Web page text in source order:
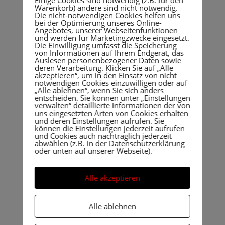
Unser Angebot enthält Links zu externen
Webseiten Dritter, auf deren Inhalte wir keinen
Einfluss haben. Deshalb können wir für diese
fremden Inhalte auch keine Gewähr
übernehmen. Für die Inhalte der verlinkten
Seiten ist stets der jeweilige Anbieter oder
Betreiber der Seiten verantwortlich. Die
verlinkten Seiten wurden zum Zeitpunkt der
Verlinkung auf mögliche Rechtsverstöße
überprüft. Rechtswidrige Inhalte waren zum
Zeitpunkt der Verlinkung nicht erkennbar.
Eine permanente inhaltliche Kontrolle der
verlinkten Seiten ist jedoch ohne konkrete
Anhaltspunkte einer Rechtsverletzung nicht
zumutbar. Bei Bekanntwerden von
Rechtsverletzungen werden wir derartige Links
umgehend entfernen.
Warenkorb) andere sind nicht notwendig.
Die nicht-notwendigen Cookies helfen uns
bei der Optimierung unseres Online-
Angebotes, unserer Webseitenfunktionen
und werden für Marketingzwecke eingesetzt.
Die Einwilligung umfasst die Speicherung
von Informationen auf Ihrem Endgerät, das
Auslesen personenbezogener Daten sowie
deren Verarbeitung. Klicken Sie auf „Alle
akzeptieren“, um in den Einsatz von nicht
notwendigen Cookies einzuwilligen oder auf
„Alle ablehnen“, wenn Sie sich anders
entscheiden. Sie können unter „Einstellungen
verwalten“ detaillierte Informationen der von
uns eingesetzten Arten von Cookies erhalten
und deren Einstellungen aufrufen. Sie
können die Einstellungen jederzeit aufrufen
und Cookies auch nachträglich jederzeit
abwählen (z.B. in der Datenschutzerklärung
oder unten auf unserer Webseite).
Alle akzeptieren
Alle ablehnen